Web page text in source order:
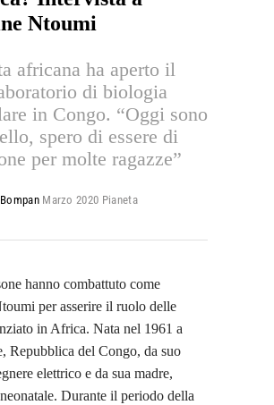
Ntoumi
africana ha aperto il
di biologia
in Congo. “Oggi sono
spero di essere di
per molte ragazze”
Marzo 2020 Pianeta
hanno combattuto come
per asserire il ruolo delle
in Africa. Nata nel 1961 a
Repubblica del Congo, da suo
elettrico e da sua madre,
Durante il periodo della